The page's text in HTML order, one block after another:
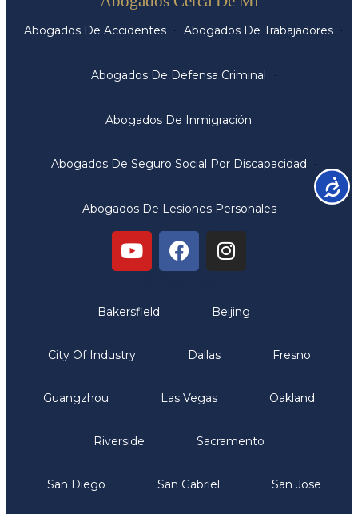
Abogados De Accidentes Abogados De Trabajadores
Abogados De Defensa Criminal
Abogados De Inmigración
Abogados De Seguro Social Por Discapacidad
Abogados De Lesiones Personales
Bakersfield Beijing
City Of Industry Dallas Fresno
Guangzhou Las Vegas Oakland
Riverside Sacramento
San Diego San Gabriel San Jose